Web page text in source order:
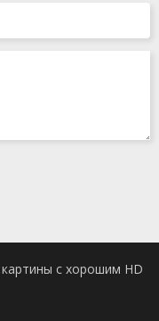
с хорошим HD